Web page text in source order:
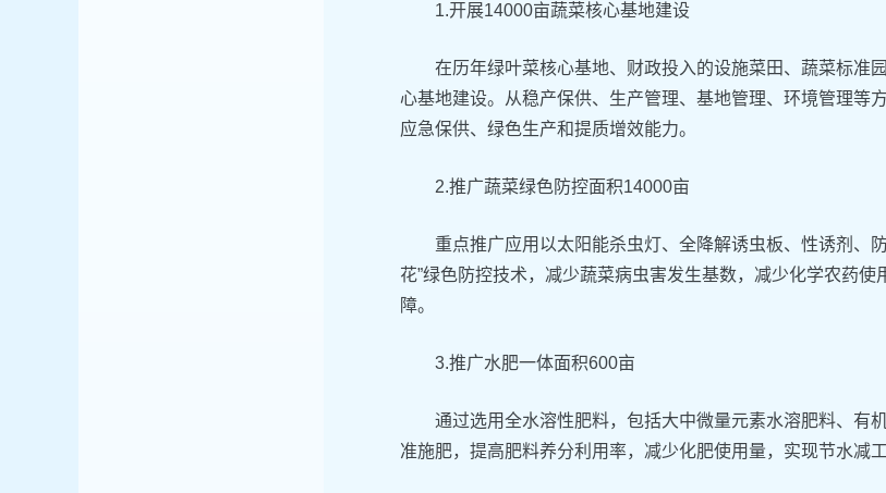
1.开展14000亩蔬菜核心基地建设
在历年绿叶菜核心基地、财政投入的设施菜田、蔬菜标准
心基地建设。从稳产保供、生产管理、基地管理、环境管理等
应急保供、绿色生产和提质增效能力。
2.推广蔬菜绿色防控面积14000亩
重点推广应用以太阳能杀虫灯、全降解诱虫板、性诱剂、
花”绿色防控技术，减少蔬菜病虫害发生基数，减少化学农药
障。
3.推广水肥一体面积600亩
通过选用全水溶性肥料，包括大中微量元素水溶肥料、有
准施肥，提高肥料养分利用率，减少化肥使用量，实现节水减工